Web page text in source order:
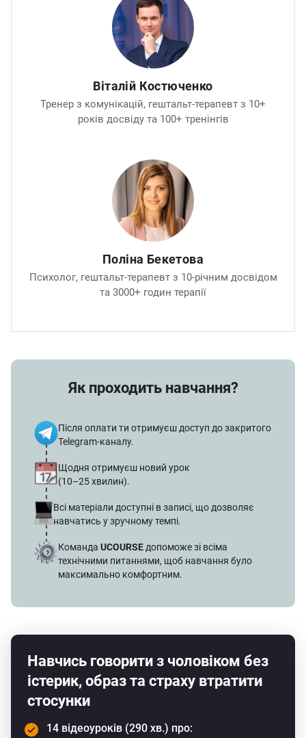
Техніки ненасильницької комунікації
Діагностика власних емоційних патернів
Інструменти вирішення конфліктів
Відновлення емоційної близькості
Що ви отримаєте:
Розуміння справжніх причин конфліктів
Техніки керування емоціями
Інструменти відновлення довіри
Здатність будувати гармонійні стосунки
Курс - ваш квиток до нової якості стосунків, де
панують порозуміння, повага та щирість!
Програма курсу:
стосунків
Як навчитися читати власні емоційні сигнали та
припиняти деструктивні реакції
Як перетворити негативні реакції на
конструктивний діалог
Як розпізнати та чітко комунікувати свої справжні
потреби
Як змінити руйнівні патерни поведінки в
конфліктних ситуаціях
комунікацію
Як говорити "про своє" без образ та маніпуляцій
Як створити унікальну формулу діалогу, яка веде до
порозуміння
щоденну практику
Віталій Костюченко
Тренер з комунікацій, гештальт-терапевт з 10+
років досвіду та 100+ тренінгів
Поліна Бекетова
Психолог, гештальт-терапевт з 10-річним досвідом
та 3000+ годин терапії
Як проходить навчання?
Після оплати ти отримуєш доступ до закритого
Telegram-каналу.
Щодня отримуєш новий урок
(10–25 хвилин).
Всі матеріали доступні в записі, що дозволяє
навчатись у зручному темпі.
Команда UCOURSE допоможе зі всіма
технічними питаннями, щоб навчання було
максимально комфортним.
Навчись говорити з чоловіком без
істерик, образ та страху втратити
стосунки
14 відеоуроків (290 хв.) про: